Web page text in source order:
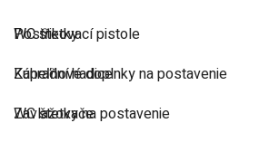
Postřikovací pistole
Zahradní hadice
Zavlažovače
WC štetky
Kúpeľňové doplnky na postavenie
WC štetky na postavenie